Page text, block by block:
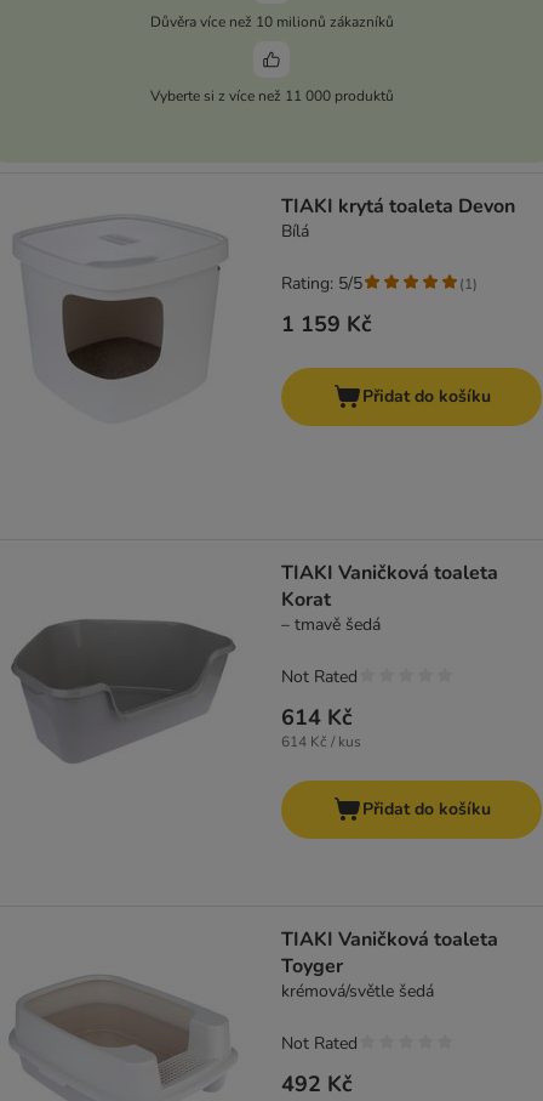
Důvěra více než 10 milionů zákazníků
Vyberte si z více než 11 000 produktů
TIAKI krytá toaleta Devon
Bílá
1 159 Kč
Rating: 5/5 (1)
Přidat do košíku
TIAKI Vaničková toaleta
Korat
– tmavě šedá
614 Kč
614 Kč / kus
Not Rated
Přidat do košíku
TIAKI Vaničková toaleta
Toyger
krémová/světle šedá
492 Kč
Not Rated